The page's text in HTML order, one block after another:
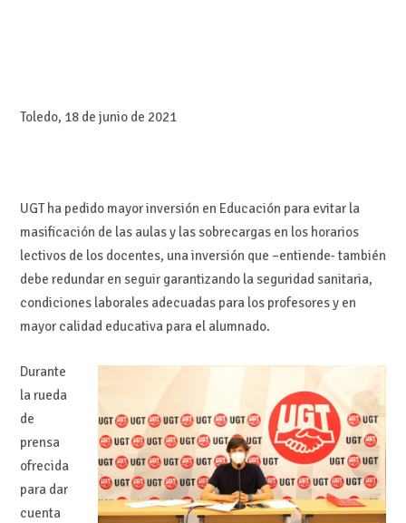
Toledo, 18 de junio de 2021
UGT ha pedido mayor inversión en Educación para evitar la
masificación de las aulas y las sobrecargas en los horarios
lectivos de los docentes, una inversión que –entiende- también
debe redundar en seguir garantizando la seguridad sanitaria,
condiciones laborales adecuadas para los profesores y en
mayor calidad educativa para el alumnado.
Durante
la rueda
de
prensa
ofrecida
para dar
cuenta